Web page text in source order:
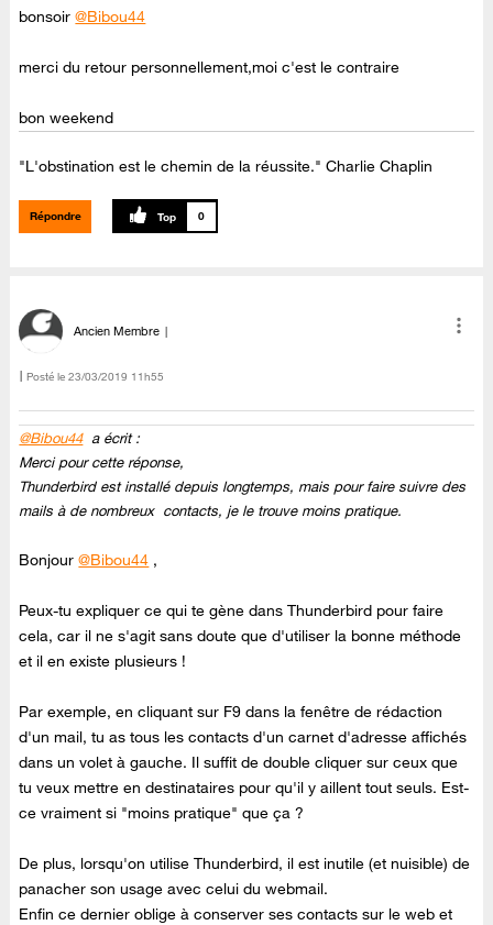
bonsoir@Bibou44
merci du retour personnellement,moi c'est le contraire
bon weekend
"L'obstination est le chemin de la réussite." Charlie Chaplin
Répondre 0
Ancien Membre
Posté le ‎23/03/2019 11h55
@Bibou44a écrit :
Merci pour cette réponse,
Thunderbird est installé depuis longtemps, mais pour faire suivre des
mails à de nombreux contacts, je le trouve moins pratique.
Bonjour@Bibou44 ,
Peux-tu expliquer ce qui te gène dans Thunderbird pour faire
cela, car il ne s'agit sans doute que d'utiliser la bonne méthode
et il en existe plusieurs !
Par exemple, en cliquant sur F9 dans la fenêtre de rédaction
d'un mail, tu as tous les contacts d'un carnet d'adresse affichés
dans un volet à gauche. Il suffit de double cliquer sur ceux que
tu veux mettre en destinataires pour qu'il y aillent tout seuls. Est-
ce vraiment si "moins pratique" que ça ?
De plus, lorsqu'on utilise Thunderbird, il est inutile (et nuisible) de
panacher son usage avec celui du webmail.
Enfin ce dernier oblige à conserver ses contacts sur le web et